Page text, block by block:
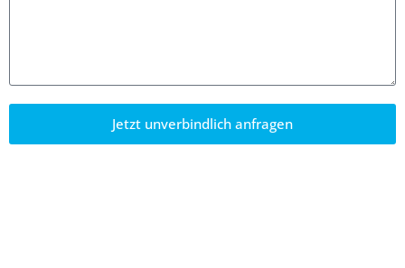
Jetzt unverbindlich anfragen